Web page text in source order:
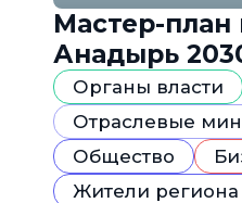
Мастер-план
Анадырь
Органы власти
Отраслевые
Общество
Жители региона